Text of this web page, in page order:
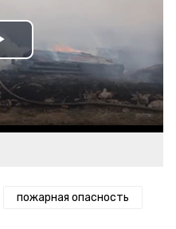
пожарная опасность